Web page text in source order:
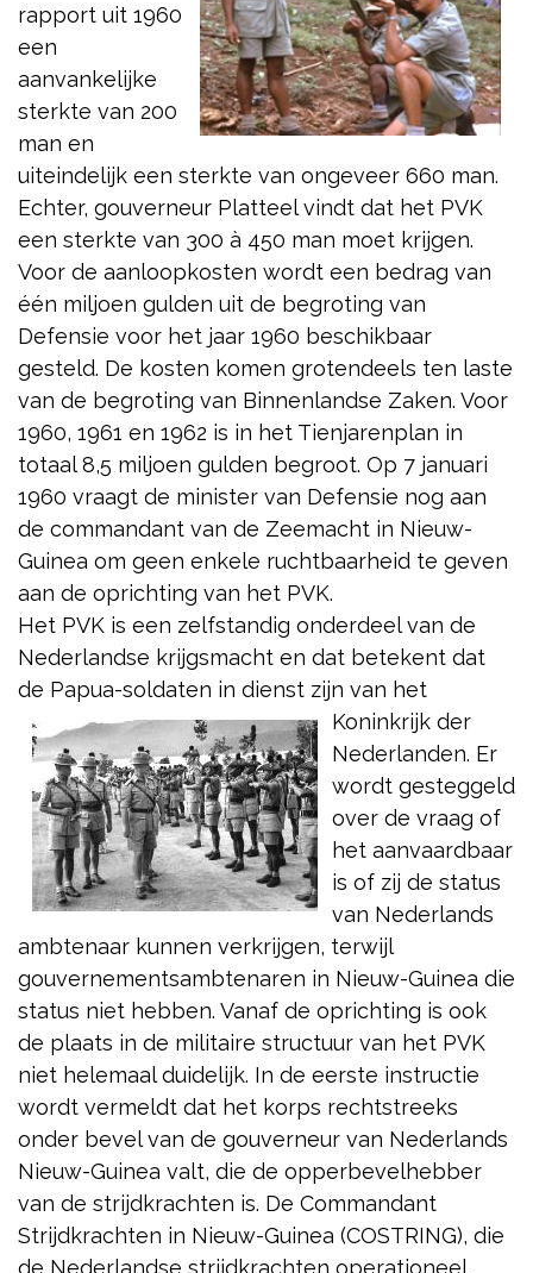
rapport uit 1960
een
aanvankelijke
sterkte van 200
man en
uiteindelijk een sterkte van ongeveer 660 man.
Echter, gouverneur Platteel vindt dat het PVK
een sterkte van 300 à 450 man moet krijgen.
Voor de aanloopkosten wordt een bedrag van
één miljoen gulden uit de begroting van
Defensie voor het jaar 1960 beschikbaar
gesteld. De kosten komen grotendeels ten laste
van de begroting van Binnenlandse Zaken. Voor
1960, 1961 en 1962 is in het Tienjarenplan in
totaal 8,5 miljoen gulden begroot. Op 7 januari
1960 vraagt de minister van Defensie nog aan
de commandant van de Zeemacht in Nieuw-
Guinea om geen enkele ruchtbaarheid te geven
aan de oprichting van het PVK.
Het PVK is een zelfstandig onderdeel van de
Nederlandse krijgsmacht en dat betekent dat
de Papua-soldaten in dienst zijn van het
Koninkrijk der
Nederlanden. Er
wordt gesteggeld
over de vraag of
het aanvaardbaar
is of zij de status
van Nederlands
ambtenaar kunnen verkrijgen, terwijl
gouvernementsambtenaren in Nieuw-Guinea die
status niet hebben. Vanaf de oprichting is ook
de plaats in de militaire structuur van het PVK
niet helemaal duidelijk. In de eerste instructie
wordt vermeldt dat het korps rechtstreeks
onder bevel van de gouverneur van Nederlands
Nieuw-Guinea valt, die de opperbevelhebber
van de strijdkrachten is. De Commandant
Strijdkrachten in Nieuw-Guinea (COSTRING), die
de Nederlandse strijdkrachten operationeel